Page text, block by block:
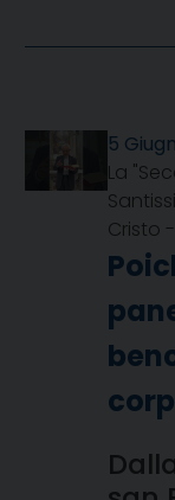
5
La
Cristo